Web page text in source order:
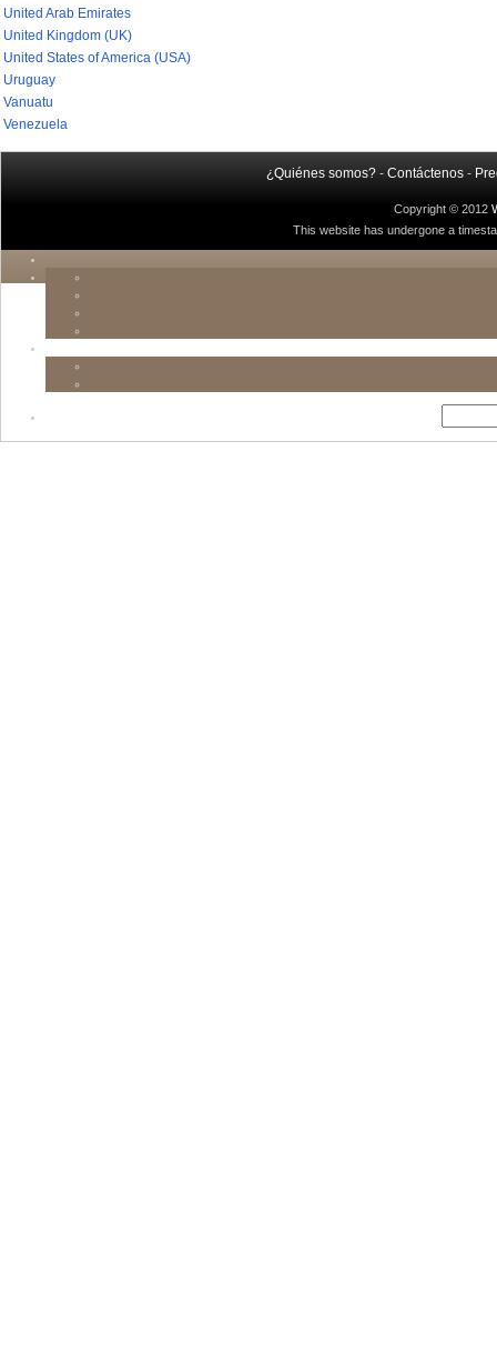
United Arab Emirates
United Kingdom (UK)
United States of America (USA)
Uruguay
Vanuatu
Venezuela
¿Quiénes somos? - Contáctenos -
Copyright © 2012
This website has undergone a